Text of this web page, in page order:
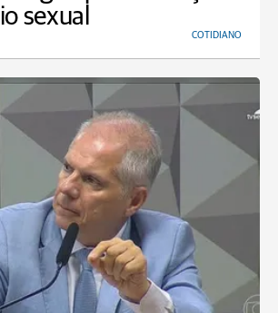
sexual
COTIDIANO